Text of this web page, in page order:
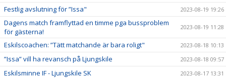
Festlig avslutning för ”Issa" 2023-08-19 19:26
Dagens match framflyttad en timme pga bussproblem
för gästerna!
2023-08-19 11:28
Eskilscoachen: ”Tätt matchande är bara roligt" 2023-08-18 10:13
”Issa” vill ha revansch på Ljungskile 2023-08-18 09:57
Eskilsminne IF - Ljungskile SK 2023-08-17 13:31